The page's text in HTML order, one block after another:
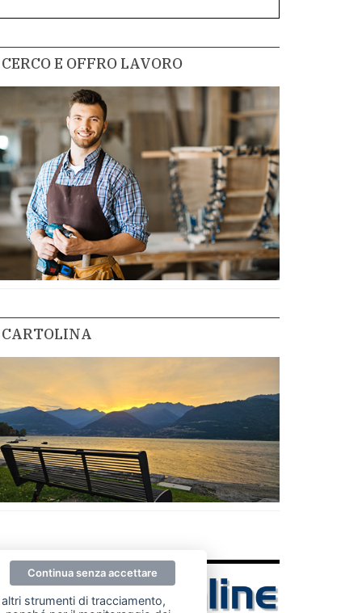
CERCO E OFFRO LAVORO
CARTOLINA
strumenti di tracciamento,
Continua senza accettare